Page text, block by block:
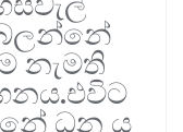
නැමති
ධන ය